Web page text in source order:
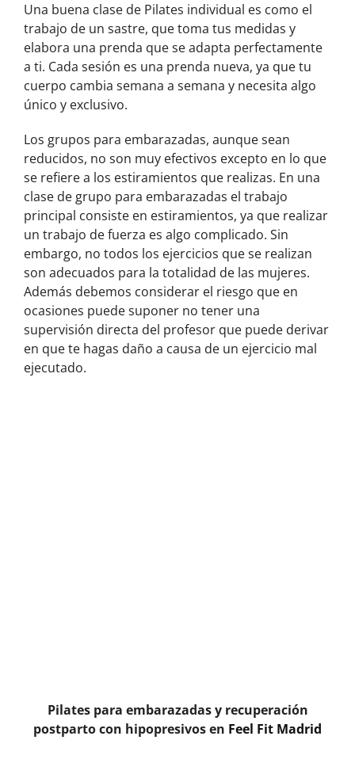
Una buena clase de Pilates individual es como el
trabajo de un sastre, que toma tus medidas y
elabora una prenda que se adapta perfectamente
a ti. Cada sesión es una prenda nueva, ya que tu
cuerpo cambia semana a semana y necesita algo
único y exclusivo.
Los grupos para embarazadas, aunque sean
reducidos, no son muy efectivos excepto en lo que
se refiere a los estiramientos que realizas. En una
clase de grupo para embarazadas el trabajo
principal consiste en estiramientos, ya que realizar
un trabajo de fuerza es algo complicado. Sin
embargo, no todos los ejercicios que se realizan
son adecuados para la totalidad de las mujeres.
Además debemos considerar el riesgo que en
ocasiones puede suponer no tener una
supervisión directa del profesor que puede derivar
en que te hagas daño a causa de un ejercicio mal
ejecutado.
Pilates para embarazadas y recuperación
postparto con hipopresivos en Feel Fit Madrid